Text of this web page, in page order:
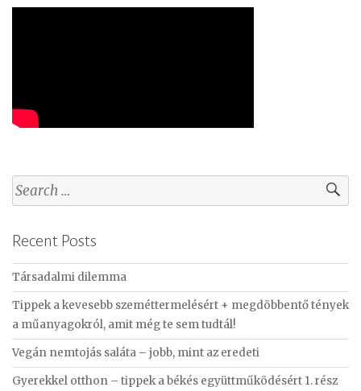
S
e
r
c
h
f
o
r
:
Recent Posts
Társadalmi dilemma
Tippek a kevesebb szeméttermelésért + megdöbbentő tények
a műanyagokról, amit még te sem tudtál!
Vegán nemtojás saláta – jobb, mint az eredeti
Gyerekkel otthon – tippek a békés együttműködésért 1. rész